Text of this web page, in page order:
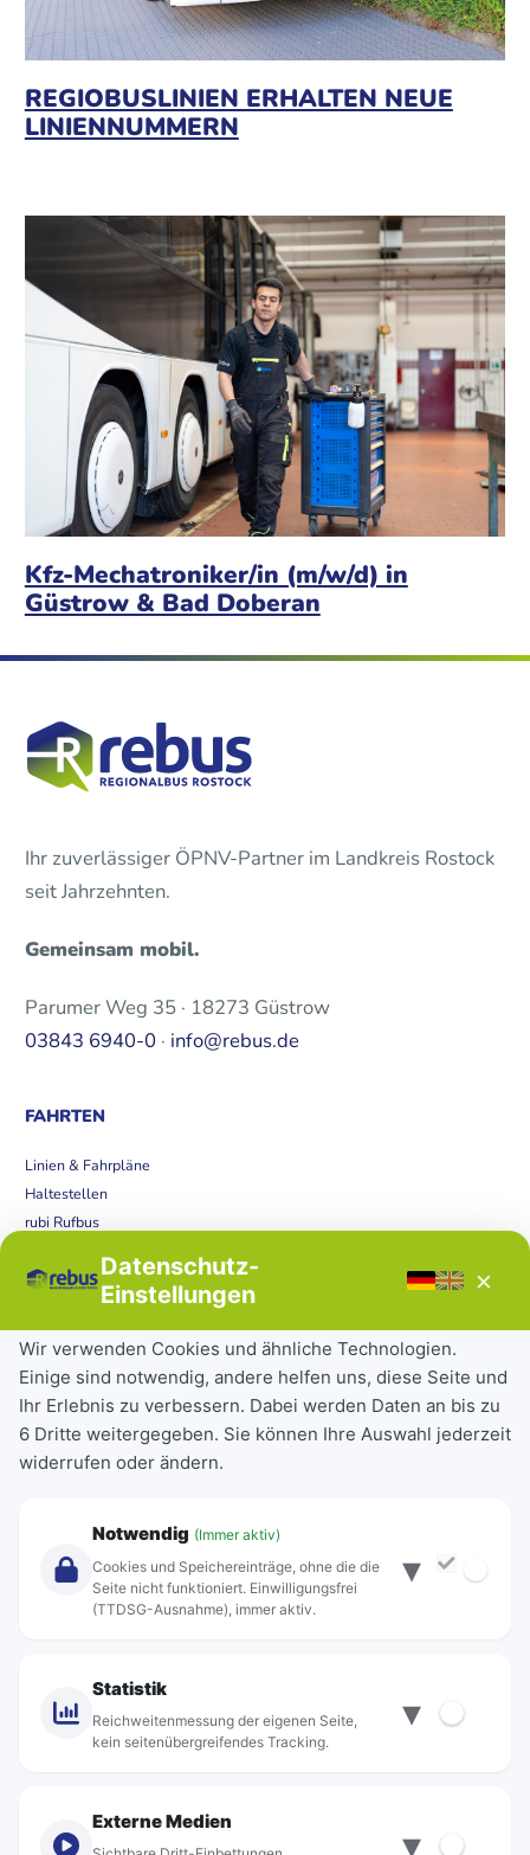
REGIOBUSLINIEN ERHALTEN NEUE
LINIENNUMMERN
Kfz-Mechatroniker/in (m/w/d) in
Güstrow & Bad Doberan
Ihr zuverlässiger ÖPNV-Partner im Landkreis Rostock
seit Jahrzehnten.
Gemeinsam mobil.
Parumer Weg 35 · 18273 Güstrow
03843 6940-0 · info@rebus.de
FAHRTEN
Linien & Fahrpläne
Haltestellen
rubi Rufbus
Störungen
Tickets & Tarife
Deutschlandticket
Schülerkarte
Einzeltickets
Abonnements
Über Rebus
Standorte
Datenschutz-
Einstellungen
×
Wir verwenden Cookies und ähnliche Technologien.
Einige sind notwendig, andere helfen uns, diese Seite und
Ihr Erlebnis zu verbessern. Dabei werden Daten an bis zu
6 Dritte weitergegeben. Sie können Ihre Auswahl jederzeit
widerrufen oder ändern.
Notwendig (Immer aktiv)
Cookies und Speichereinträge, ohne die die
Seite nicht funktioniert. Einwilligungsfrei
(TTDSG-Ausnahme), immer aktiv.
▾
Statistik
Reichweitenmessung der eigenen Seite,
kein seitenübergreifendes Tracking.
▾
Externe Medien
▾